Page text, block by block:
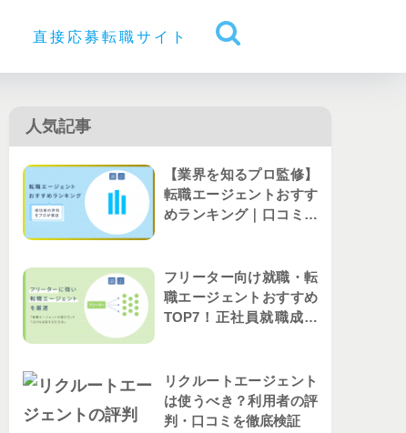
直接応募転職サイト
人気記事
【業界を知るプロ監修】
転職エージェントおすす
めランキング｜口コミか
フリーター向け就職・転
職エージェントおすすめ
TOP7！正社員就職成功
リクルートエージェント
は使うべき？利用者の評
判・口コミを徹底検証